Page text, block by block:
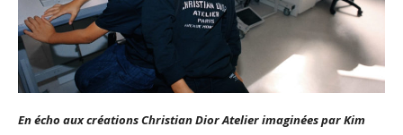
En écho aux créations Christian Dior Atelier imaginées par Kim